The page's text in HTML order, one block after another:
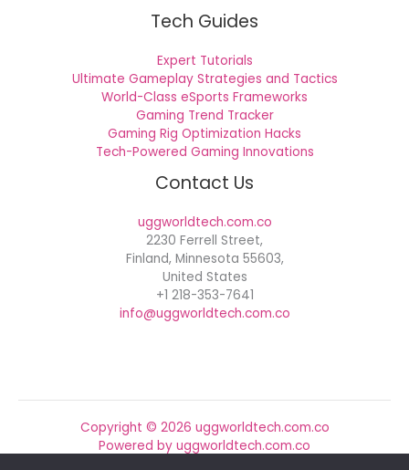
Tech Guides
Expert Tutorials
Ultimate Gameplay Strategies and Tactics
World-Class eSports Frameworks
Gaming Trend Tracker
Gaming Rig Optimization Hacks
Tech-Powered Gaming Innovations
Contact Us
uggworldtech.com.co
2230 Ferrell Street,
Finland, Minnesota 55603,
United States
+1 218-353-7641
info@uggworldtech.com.co
Copyright © 2026 uggworldtech.com.co
Powered by uggworldtech.com.co